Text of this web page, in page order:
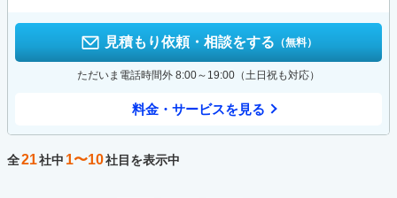
見積もり依頼・相談をする （無料）
ただいま電話時間外 8:00～19:00（土日祝も対応）
料金・サービスを見る
全21社中 1〜10社目を表示中